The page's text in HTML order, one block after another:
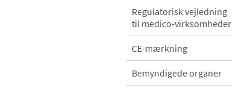
Regulatorisk vejledning
til medico-virksomheder
CE-mærkning
Bemyndigede organer